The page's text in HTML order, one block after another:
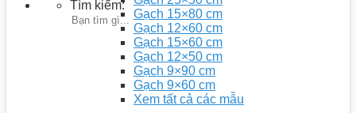
Tìm kiếm:
Gạch 15×80 cm
Gạch 12×60 cm
Gạch 15×60 cm
Gạch 12×50 cm
Gạch 9×90 cm
Gạch 9×60 cm
Xem tất cả các mẫu